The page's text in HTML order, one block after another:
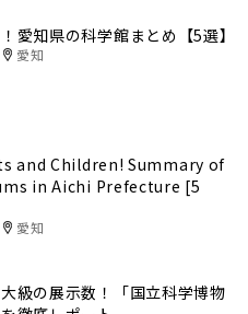
愛知県の科学館まとめ【5選】
愛知
and Children! Summary of
in Aichi Prefecture [5
愛知
大級の展示数！「国立科学博物